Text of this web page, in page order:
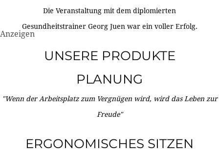
Die Veranstaltung mit dem diplomierten
Gesundheitstrainer Georg Juen war ein voller Erfolg.
Anzeigen
UNSERE PRODUKTE
PLANUNG
"Wenn der Arbeitsplatz zum Vergnügen wird, wird das Leben zur
Freude"
ERGONOMISCHES SITZEN